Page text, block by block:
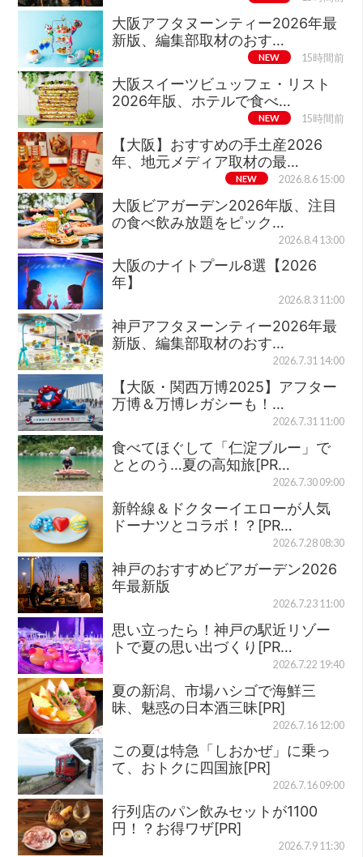
大阪アフタヌーンティー2026年最
新版、編集部取材のおす…
NEW 15時間前
大阪スイーツビュッフェ・リスト
2026年版、ホテルで食べ…
NEW 15時間前
【大阪】おすすめの手土産2026
年、地元メディア取材の最…
NEW 2026.8.6 15:00
大阪ビアガーデン2026年版、注目
の食べ飲み放題をピック…
2026.8.4 13:00
大阪のナイトプール8選【2026
年】
2026.8.3 11:00
神戸アフタヌーンティー2026年最
新版、編集部取材のおす…
2026.7.31 14:00
【大阪・関西万博2025】アフター
万博＆万博レガシーも！…
2026.7.31 11:00
食べてほぐして「仁淀ブルー」で
ととのう…夏の高知旅[PR…
2026.7.30 09:00
新幹線＆ドクターイエローが人気
ドーナツとコラボ！？[PR…
2026.7.28 08:30
神戸のおすすめビアガーデン2026
年最新版
2026.7.23 11:00
思い立ったら！神戸の駅近リゾー
トで夏の思い出づくり[PR…
2026.7.22 19:40
夏の新潟、市場ハシゴで海鮮三
昧、魅惑の日本酒三昧[PR]
2026.7.16 12:00
この夏は特急「しおかぜ」に乗っ
て、おトクに四国旅[PR]
2026.7.16 09:00
行列店のパン飲みセットが1100
円！？お得ワザ[PR]
2026.7.9 11:30